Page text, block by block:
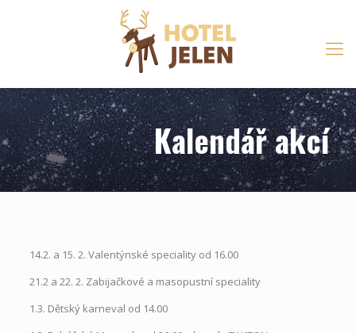
Kalendář akcí
14.2. a 15. 2. Valentýnské speciality od 16.00
21.2 a 22. 2. Zabijačkové a masopustní speciality
1.3. Dětský karneval od 14.00